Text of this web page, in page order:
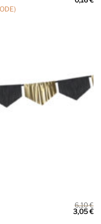
6,10€
Algne
hind
3,05€